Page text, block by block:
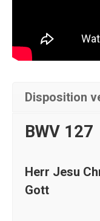
Disposition
BWV 127
Herr Jesu
Gott